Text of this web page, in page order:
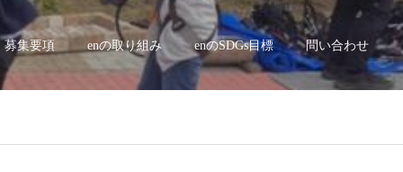
募集要項 enの取り組み enのSDGs目標 問い合わせ